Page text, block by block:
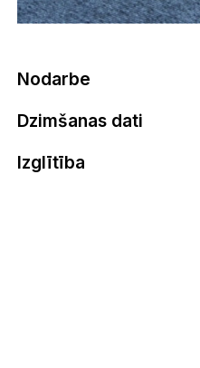
Nodarbe
Dzimšanas dati
Izglītība